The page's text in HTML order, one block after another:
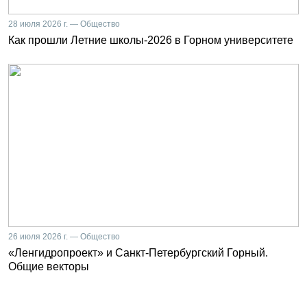
28 июля 2026 г. — Общество
Как прошли Летние школы-2026 в Горном университете
26 июля 2026 г. — Общество
«Ленгидропроект» и Санкт-Петербургский Горный.
Общие векторы